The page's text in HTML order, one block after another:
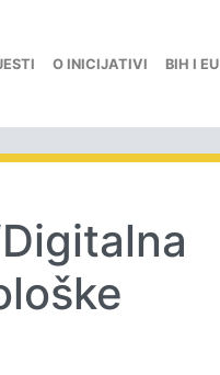
O INICIJATIVI BIH I EU